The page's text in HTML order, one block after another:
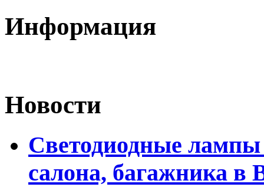
Информация
Новости
Светодиодные лампы
салона, багажника в